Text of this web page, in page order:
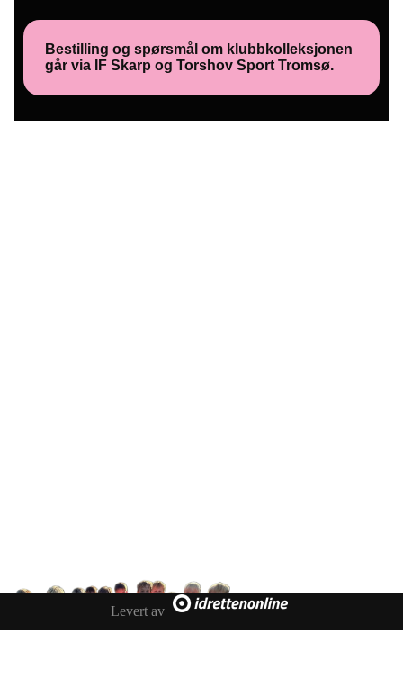
Bestilling og spørsmål om klubbkolleksjonen
går via IF Skarp og Torshov Sport Tromsø.
Levert av